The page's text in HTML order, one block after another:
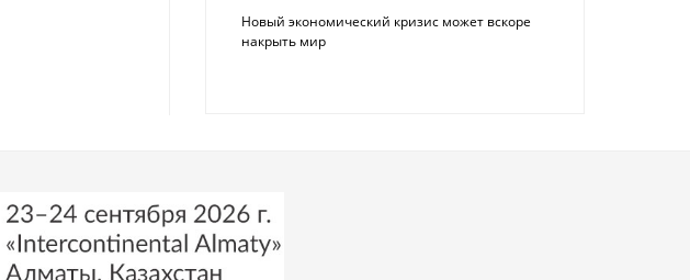
Новый экономический кризис может вскоре
накрыть мир